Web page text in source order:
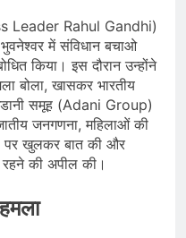
करोड़ का बड़ा
में आज भारत के लिए
पैरा एथलेटिक्स और जूडो
पर निगाहें
NEET UG 2026
अभ्यर्थियों का
में
Leader Rahul Gandhi)
में संविधान बचाओ
किया। इस दौरान उन्होंने
बोला, खासकर भारतीय
समूह (Adani Group)
जनगणना, महिलाओं की
पर खुलकर बात की और
की अपील की।